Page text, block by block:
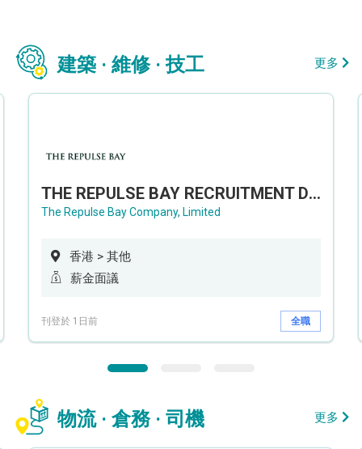
建築 · 維修 · 技工 更多
THE REPULSE BAY RECRUITMENT DAY 淺水灣影灣園人才招聘會
The Repulse Bay Company, Limited
香港 > 其他
薪金面議
刊登於 1日前 全職
物流 · 倉務 · 司機 更多